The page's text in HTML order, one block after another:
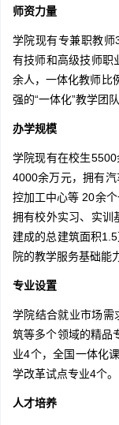
师资力量
学院现有专兼职教
有技师和高级技师职
余人，一体化教师比
强的“一体化”教学团队
办学规模
学院现有在校生
4000余万元，拥有
控加工中心等 20余
拥有校外实习、实训
建成的总建筑面积
院的教学服务基础能
专业设置
学院结合就业市场需
筑等多个领域的精品
业4个，全国一体化
学改革试点专业4个。
人才培养